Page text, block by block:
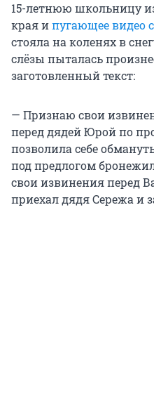
15-летнюю школьницу
края ипугающее видео
стояла на коленях в
слёзы пыталась
заготовленный текст:
— Признаю свои
перед дядей Юрой по
позволила себе
под предлогом
свои извинения перед
приехал дядя Сережа и